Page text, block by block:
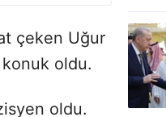
çeken Uğur
oldu.
oldu.